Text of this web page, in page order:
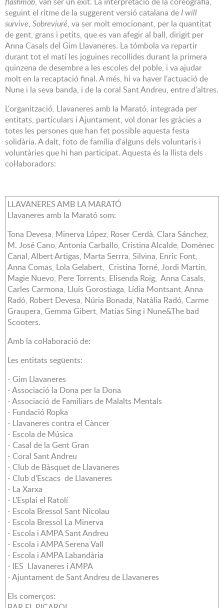
seguint el ritme de la suggerent versió catalana de I will
survive, Sobreviuré, va ser molt emocionant, per la quantitat
de gent, grans i petits, que es van afegir al ball, dirigit per
Anna Casals del Gim Llavaneres. La tómbola va repartir
durant tot el matí les joguines recollides durant la primera
quinzena de desembre a les escoles del poble, i va ajudar
molt en la recaptació final. A més, hi va haver l'actuació de
Nune i la seva banda, i de la coral Sant Andreu, entre d'altres.
L'organització, Llavaneres amb la Marató, integrada per
entitats, particulars i Ajuntament, vol donar les gràcies a
totes les persones que han fet possible aquesta festa
solidària. A dalt, foto de família d'alguns dels voluntaris i
voluntàries que hi han participat. Aquesta és la llista dels
col·laboradors:
LLAVANERES AMB LA MARATÓ
Llavaneres amb la Marató som:
Tona Devesa, Minerva López, Roser Cerdà, Clara Sánchez,
M. José Cano, Antonia Carballo, Cristina Alcalde, Domènec
Canal, Albert Artigas, Marta Serrra, Silvina, Enric Font,
Anna Comas, Lola Gelabert, Cristina Torné, Jordi Martin,
Magie Nuevo, Pere Torrents, Elisenda Roig, Anna Casals,
Carles Carmona, Lluís Gorostiaga, Lídia Montsant, Anna
Radó, Robert Devesa, Núria Bonada, Natàlia Radó, Carme
Graupera, Gemma Gibert, Matias Sing i Nune&The bad
Scooters.
Amb la col·laboració de:
Les entitats següents:
- Gim Llavaneres
- Associació la Dona per la Dona
- Associació de Familiars de Malalts Mentals
- Fundació Ropka
- Llavaneres contra el Càncer
- Escola de Música
- Casal de la Gent Gran
- Coral Sant Andreu
- Club de Bàsquet de Llavaneres
- Club d'Escacs de Llavaneres
- La Xarxa
- L'Esplai el Ratolí
- Escola Bressol Sant Nicolau
- Escola Bressol La Minerva
- Escola i AMPA Sant Andreu
- Escola i AMPA Serena Vall
- Escola i AMPA Labandària
- IES Llavaneres i AMPA
- Ajuntament de Sant Andreu de Llavaneres
Els comerços: